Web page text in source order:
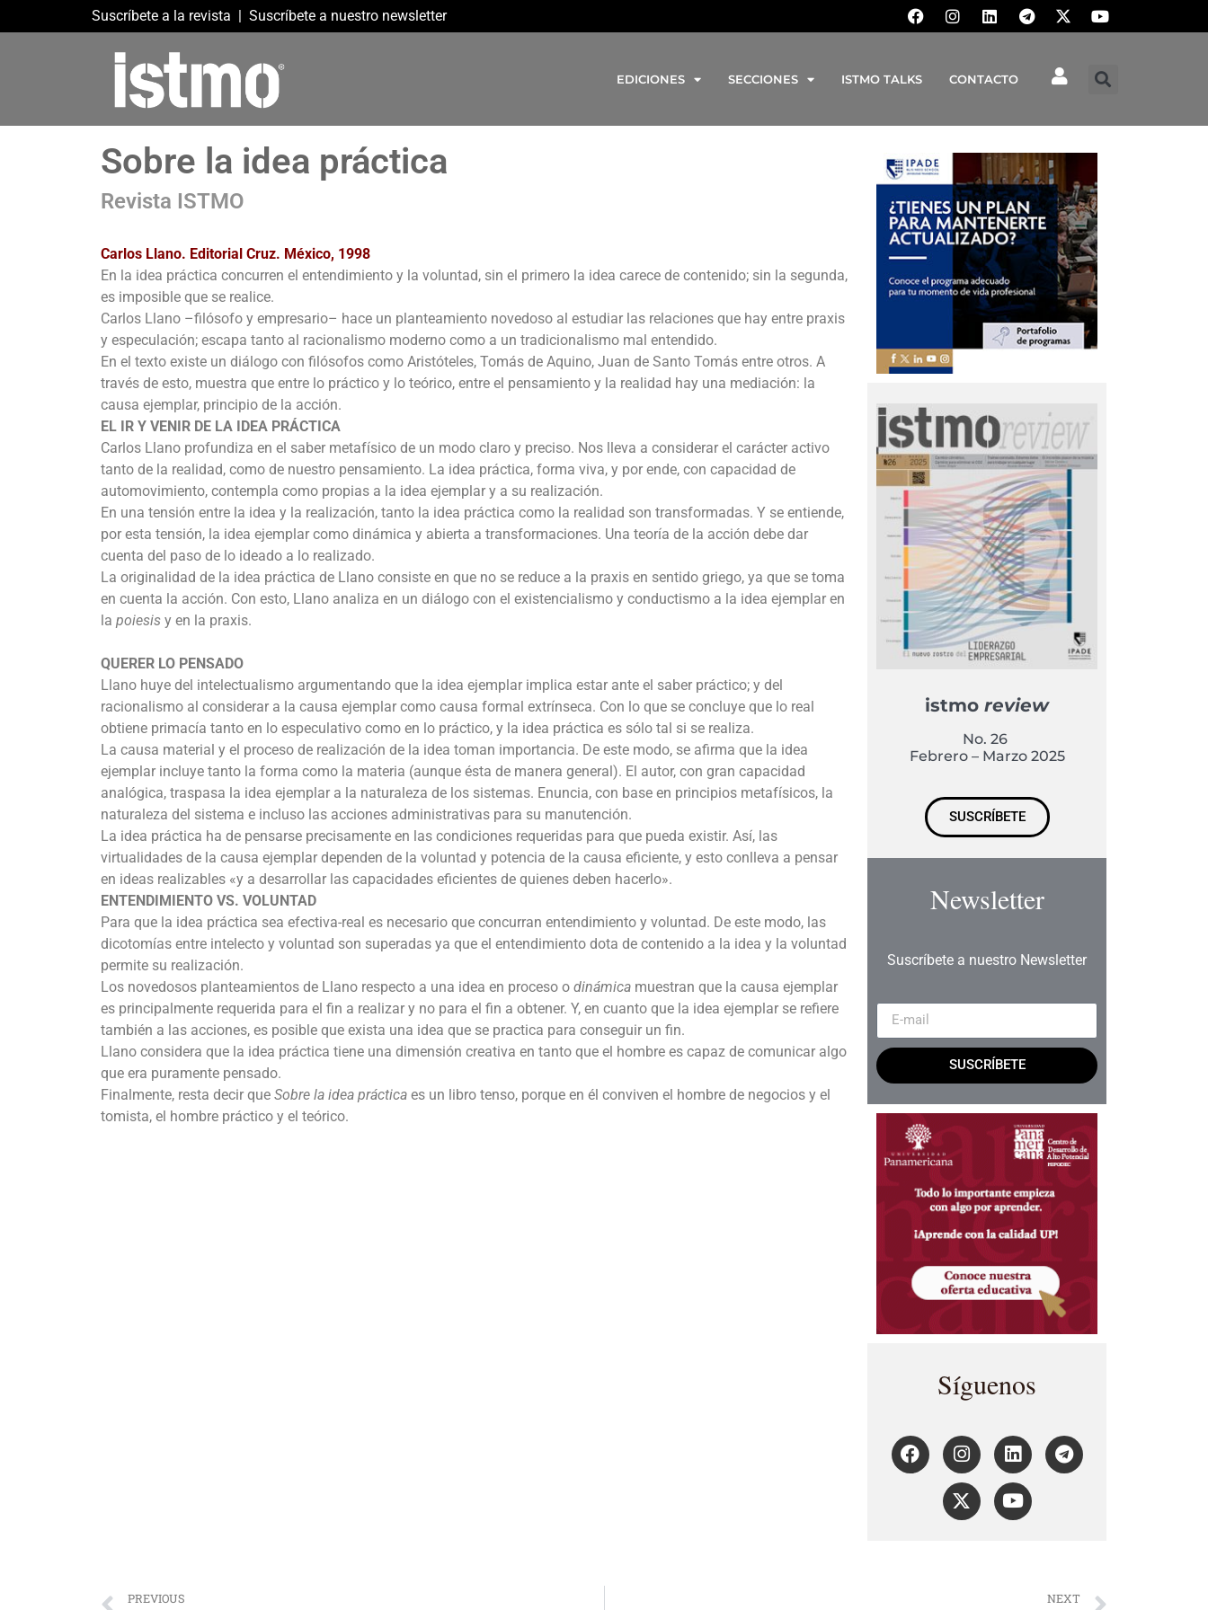
Suscríbete a la revista | Suscríbete a nuestro newsletter
EDICIONES SECCIONES ISTMO TALKS CONTACTO
Sobre la idea práctica
Revista ISTMO
Carlos Llano. Editorial Cruz. México, 1998
En la idea práctica concurren el entendimiento y la voluntad, sin el primero la idea carece de contenido; sin la segunda,
es imposible que se realice.
Carlos Llano –filósofo y empresario– hace un planteamiento novedoso al estudiar las relaciones que hay entre praxis
y especulación; escapa tanto al racionalismo moderno como a un tradicionalismo mal entendido.
En el texto existe un diálogo con filósofos como Aristóteles, Tomás de Aquino, Juan de Santo Tomás entre otros. A
través de esto, muestra que entre lo práctico y lo teórico, entre el pensamiento y la realidad hay una mediación: la
causa ejemplar, principio de la acción.
EL IR Y VENIR DE LA IDEA PRÁCTICA
Carlos Llano profundiza en el saber metafísico de un modo claro y preciso. Nos lleva a considerar el carácter activo
tanto de la realidad, como de nuestro pensamiento. La idea práctica, forma viva, y por ende, con capacidad de
automovimiento, contempla como propias a la idea ejemplar y a su realización.
En una tensión entre la idea y la realización, tanto la idea práctica como la realidad son transformadas. Y se entiende,
por esta tensión, la idea ejemplar como dinámica y abierta a transformaciones. Una teoría de la acción debe dar
cuenta del paso de lo ideado a lo realizado.
La originalidad de la idea práctica de Llano consiste en que no se reduce a la praxis en sentido griego, ya que se toma
en cuenta la acción. Con esto, Llano analiza en un diálogo con el existencialismo y conductismo a la idea ejemplar en
la poiesis y en la praxis.
QUERER LO PENSADO
Llano huye del intelectualismo argumentando que la idea ejemplar implica estar ante el saber práctico; y del
racionalismo al considerar a la causa ejemplar como causa formal extrínseca. Con lo que se concluye que lo real
obtiene primacía tanto en lo especulativo como en lo práctico, y la idea práctica es sólo tal si se realiza.
La causa material y el proceso de realización de la idea toman importancia. De este modo, se afirma que la idea
ejemplar incluye tanto la forma como la materia (aunque ésta de manera general). El autor, con gran capacidad
analógica, traspasa la idea ejemplar a la naturaleza de los sistemas. Enuncia, con base en principios metafísicos, la
naturaleza del sistema e incluso las acciones administrativas para su manutención.
La idea práctica ha de pensarse precisamente en las condiciones requeridas para que pueda existir. Así, las
virtualidades de la causa ejemplar dependen de la voluntad y potencia de la causa eficiente, y esto conlleva a pensar
en ideas realizables «y a desarrollar las capacidades eficientes de quienes deben hacerlo».
ENTENDIMIENTO VS. VOLUNTAD
Para que la idea práctica sea efectiva-real es necesario que concurran entendimiento y voluntad. De este modo, las
dicotomías entre intelecto y voluntad son superadas ya que el entendimiento dota de contenido a la idea y la voluntad
permite su realización.
Los novedosos planteamientos de Llano respecto a una idea en proceso o dinámica muestran que la causa ejemplar
es principalmente requerida para el fin a realizar y no para el fin a obtener. Y, en cuanto que la idea ejemplar se refiere
también a las acciones, es posible que exista una idea que se practica para conseguir un fin.
Llano considera que la idea práctica tiene una dimensión creativa en tanto que el hombre es capaz de comunicar algo
que era puramente pensado.
Finalmente, resta decir que Sobre la idea práctica es un libro tenso, porque en él conviven el hombre de negocios y el
tomista, el hombre práctico y el teórico.
istmoreview
No. 26
Febrero – Marzo 2025
SUSCRÍBETE
Newsletter
Suscríbete a nuestro Newsletter
SUSCRÍBETE
Síguenos
PREVIOUS NEXT